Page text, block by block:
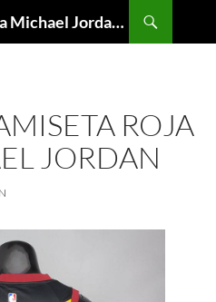
【Envío Gratis】Camiseta Michael Jordan NBA Barata
ROJA
JORDAN